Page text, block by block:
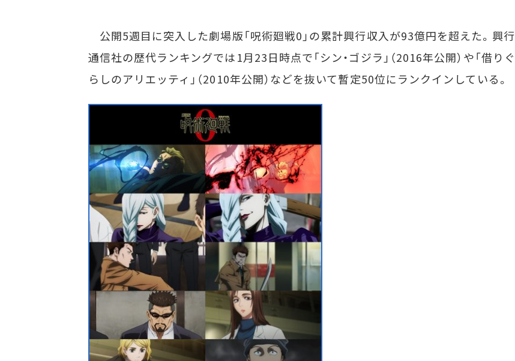
公開5週目に突入した劇場版「呪術廻戦0」の累計興行収入が93億円を超えた。興行
通信社の歴代ランキングでは1月23日時点で「シン・ゴジラ」（2016年公開）や「借りぐ
らしのアリエッティ」（2010年公開）などを抜いて暫定50位にランクインしている。